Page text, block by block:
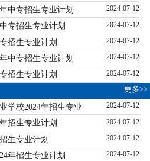
中专招生专业计划 2024-07-12
专招生专业计划 2024-07-12
招生专业计划 2024-07-12
中专招生专业计划 2024-07-12
招生专业计划 2024-07-12
更多>>
学校2024年招生专业 2024-07-12
招生专业计划 2024-07-12
生专业计划 2024-07-12
年招生专业计划 2024-07-12